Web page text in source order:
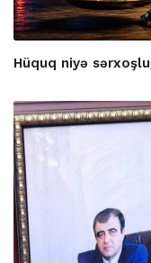
Hüquq niyə